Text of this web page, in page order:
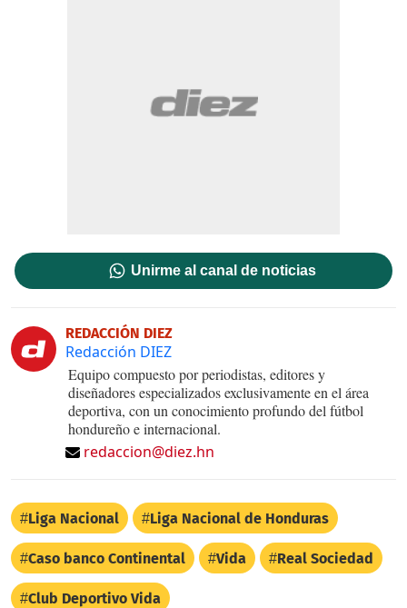
Unirme al canal de noticias
REDACCIÓN DIEZ
Redacción DIEZ
Equipo compuesto por periodistas, editores y
diseñadores especializados exclusivamente en el área
deportiva, con un conocimiento profundo del fútbol
hondureño e internacional.
redaccion@diez.hn
Liga Nacional Liga Nacional de Honduras
Caso banco Continental Vida Real Sociedad
Club Deportivo Vida